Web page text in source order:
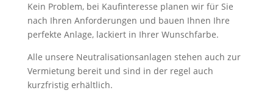
Kein Problem, bei Kaufinteresse planen wir für Sie
nach Ihren Anforderungen und bauen Ihnen Ihre
perfekte Anlage, lackiert in Ihrer Wunschfarbe.
Alle unsere Neutralisationsanlagen stehen auch zur
Vermietung bereit und sind in der regel auch
kurzfristig erhältlich.